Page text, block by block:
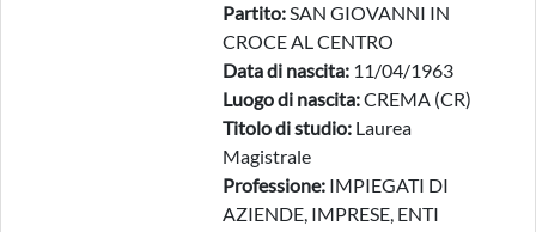
Partito:SAN GIOVANNI IN
CROCE AL CENTRO
Data di nascita: 11/04/1963
Luogo di nascita:CREMA (CR)
Titolo di studio: Laurea
Magistrale
Professione: IMPIEGATI DI
AZIENDE, IMPRESE, ENTI